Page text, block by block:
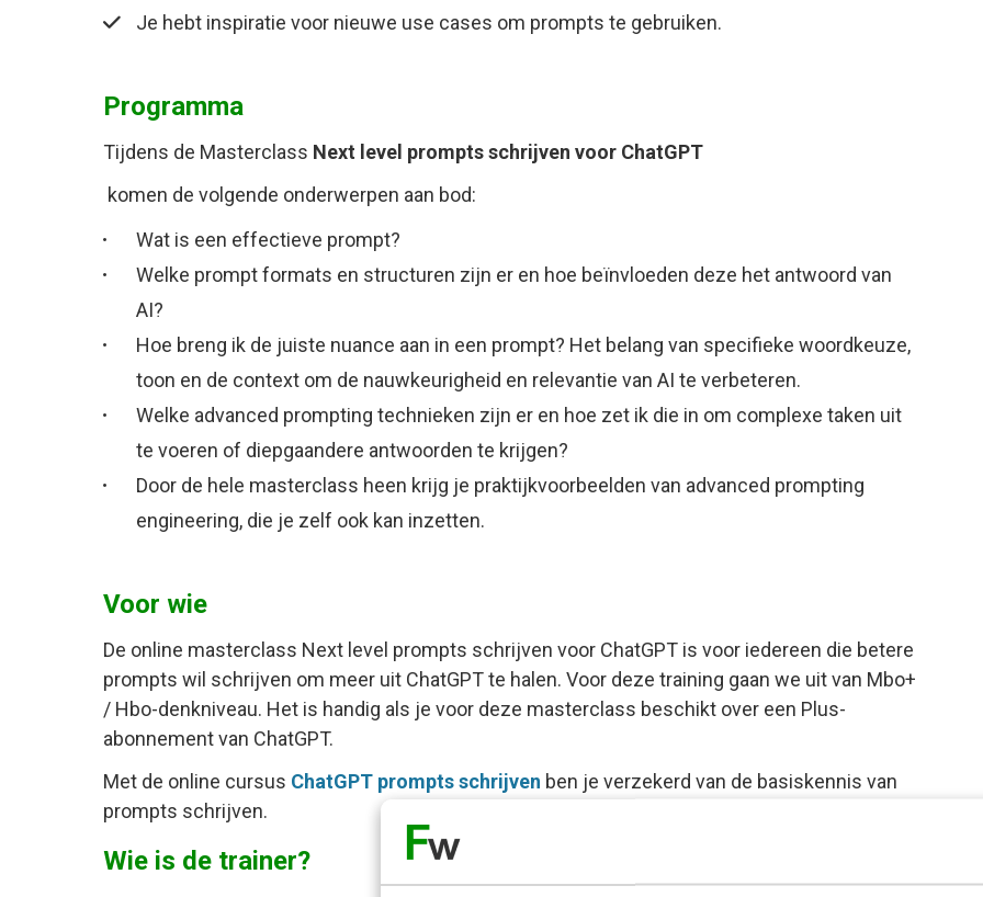
Je hebt inspiratie voor nieuwe use cases om prompts te gebruiken.
Programma
Tijdens de Masterclass Next level prompts schrijven voor ChatGPT
komen de volgende onderwerpen aan bod:
Wat is een effectieve prompt?
Welke prompt formats en structuren zijn er en hoe beïnvloeden deze het antwoord van
AI?
Hoe breng ik de juiste nuance aan in een prompt? Het belang van specifieke woordkeuze,
toon en de context om de nauwkeurigheid en relevantie van AI te verbeteren.
Welke advanced prompting technieken zijn er en hoe zet ik die in om complexe taken uit
te voeren of diepgaandere antwoorden te krijgen?
Door de hele masterclass heen krijg je praktijkvoorbeelden van advanced prompting
engineering, die je zelf ook kan inzetten.
Voor wie
De online masterclass Next level prompts schrijven voor ChatGPT is voor iedereen die betere
prompts wil schrijven om meer uit ChatGPT te halen. Voor deze training gaan we uit van Mbo+
/ Hbo-denkniveau. Het is handig als je voor deze masterclass beschikt over een Plus-
abonnement van ChatGPT.
Met de online cursus ChatGPT prompts schrijven ben je verzekerd van de basiskennis van
prompts schrijven.
Wie is de trainer?